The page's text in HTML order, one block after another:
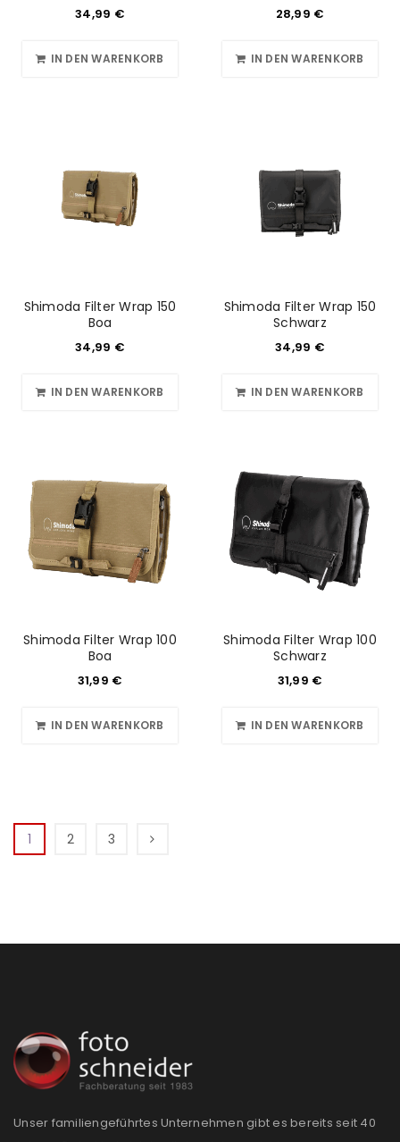
34,99 €
IN DEN WARENKORB
28,99 €
IN DEN WARENKORB
Shimoda Filter Wrap 150
Boa
34,99 €
IN DEN WARENKORB
Shimoda Filter Wrap 150
Schwarz
34,99 €
IN DEN WARENKORB
Shimoda Filter Wrap 100
Boa
31,99 €
IN DEN WARENKORB
Shimoda Filter Wrap 100
Schwarz
31,99 €
IN DEN WARENKORB
1 2 3
Unser familiengeführtes Unternehmen gibt es bereits seit 40